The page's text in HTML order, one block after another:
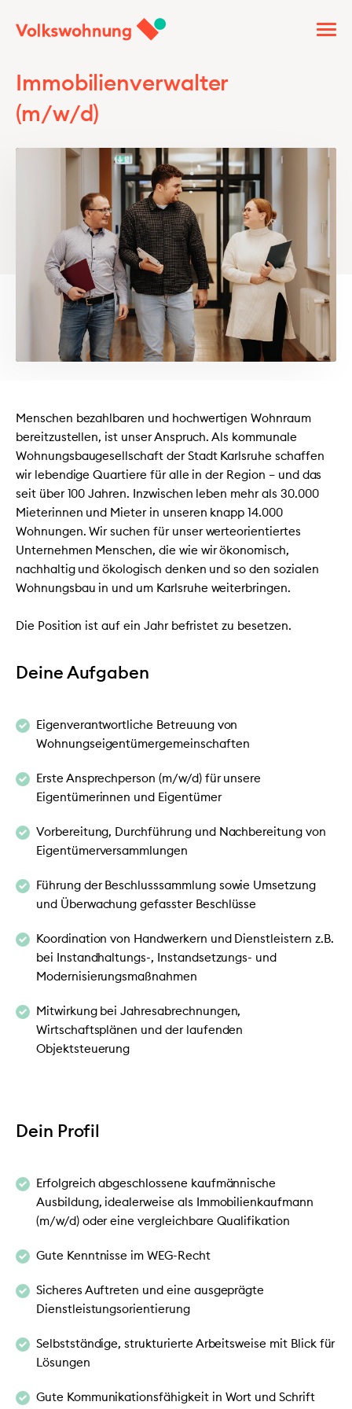
Immobilienverwalter
(m/w/d)
Menschen bezahlbaren und hochwertigen Wohnraum
bereitzustellen, ist unser Anspruch. Als kommunale
Wohnungsbaugesellschaft der Stadt Karlsruhe schaffen
wir lebendige Quartiere für alle in der Region – und das
seit über 100 Jahren. Inzwischen leben mehr als 30.000
Mieterinnen und Mieter in unseren knapp 14.000
Wohnungen. Wir suchen für unser werteorientiertes
Unternehmen Menschen, die wie wir ökonomisch,
nachhaltig und ökologisch denken und so den sozialen
Wohnungsbau in und um Karlsruhe weiterbringen.
Die Position ist auf ein Jahr befristet zu besetzen.
Deine Aufgaben
Eigenverantwortliche Betreuung von
Wohnungseigentümergemeinschaften
Erste Ansprechperson (m/w/d) für unsere
Eigentümerinnen und Eigentümer
Vorbereitung, Durchführung und Nachbereitung von
Eigentümerversammlungen
Führung der Beschlusssammlung sowie Umsetzung
und Überwachung gefasster Beschlüsse
Koordination von Handwerkern und Dienstleistern z.B.
bei Instandhaltungs-, Instandsetzungs- und
Modernisierungsmaßnahmen
Mitwirkung bei Jahresabrechnungen,
Wirtschaftsplänen und der laufenden
Objektsteuerung
Dein Profil
Erfolgreich abgeschlossene kaufmännische
Ausbildung, idealerweise als Immobilienkaufmann
(m/w/d) oder eine vergleichbare Qualifikation
Gute Kenntnisse im WEG-Recht
Sicheres Auftreten und eine ausgeprägte
Dienstleistungsorientierung
Selbstständige, strukturierte Arbeitsweise mit Blick für
Lösungen
Gute Kommunikationsfähigkeit in Wort und Schrift